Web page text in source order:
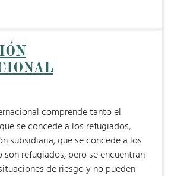
comprende tanto el
se concede a los refugiados,
subsidiaria, que se concede a los
son refugiados, pero se encuentran
de riesgo y no pueden